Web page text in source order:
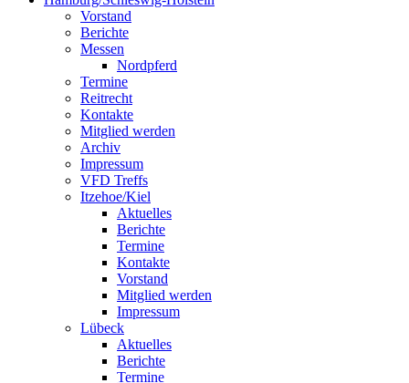
Vorstand
Berichte
Messen
Nordpferd
Termine
Reitrecht
Kontakte
Mitglied werden
Archiv
Impressum
VFD Treffs
Itzehoe/Kiel
Aktuelles
Berichte
Termine
Kontakte
Vorstand
Mitglied werden
Impressum
Lübeck
Aktuelles
Berichte
Termine